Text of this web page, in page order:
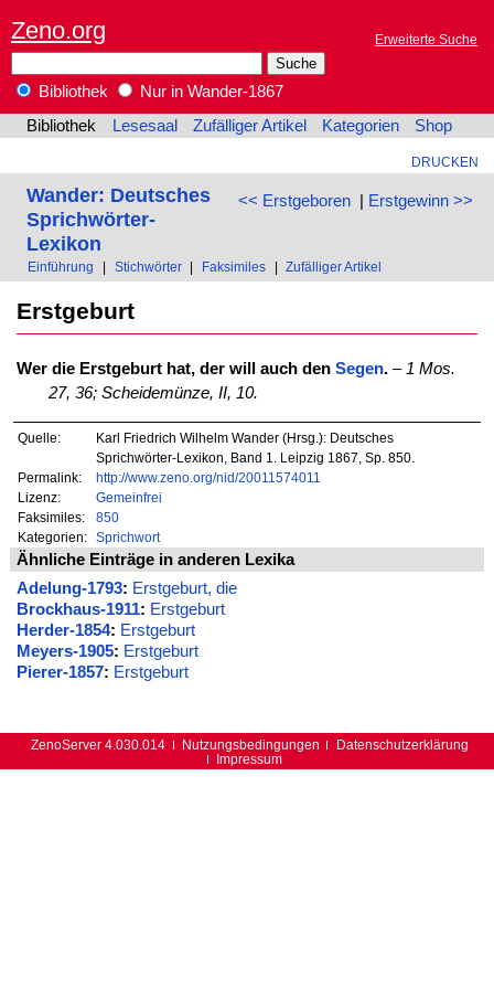
Zeno.org Erweiterte Suche
Bibliothek
Nur in Wander-1867
Bibliothek
Lesesaal Zufälliger Artikel Kategorien Shop
DRUCKEN
<< Erstgeboren| Erstgewinn >>
Wander: Deutsches
Sprichwörter-
Lexikon
Einführung Stichwörter Faksimiles Zufälliger Artikel
Erstgeburt
Wer die Erstgeburt hat, der will auch den Segen.–1 Mos.
27, 36; Scheidemünze, II, 10.
Quelle:
Karl Friedrich Wilhelm Wander (Hrsg.): Deutsches
Sprichwörter-Lexikon, Band 1. Leipzig 1867, Sp. 850.
Permalink:
http://www.zeno.org/nid/20011574011
Lizenz:
Gemeinfrei
Faksimiles:
850
Kategorien:
Sprichwort
Ähnliche Einträge in anderen Lexika
Adelung-1793: Erstgeburt, die
Brockhaus-1911: Erstgeburt
Herder-1854: Erstgeburt
Meyers-1905: Erstgeburt
Pierer-1857: Erstgeburt
ZenoServer 4.030.014 Nutzungsbedingungen
Datenschutzerklärung
Impressum